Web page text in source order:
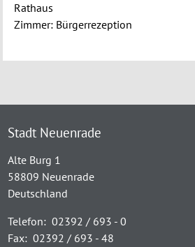
Rathaus
Zimmer: Bürgerrezeption
Stadt Neuenrade
Alte Burg 1
58809 Neuenrade
Deutschland
Telefon: 02392 / 693 - 0
Fax: 02392 / 693 - 48